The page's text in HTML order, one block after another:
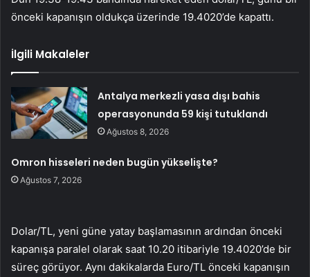
önceki kapanışın oldukça üzerinde 19.4020’de kapattı.
İlgili Makaleler
Antalya merkezli yasa dışı bahis
operasyonunda 59 kişi tutuklandı
Ağustos 8, 2026
Omron hisseleri neden bugün yükselişte?
Ağustos 7, 2026
Dolar/TL, yeni güne yatay başlamasının ardından önceki
kapanışa paralel olarak saat 10.20 itibariyle 19.4020’de bir
süreç görüyor. Aynı dakikalarda Euro/TL önceki kapanışın